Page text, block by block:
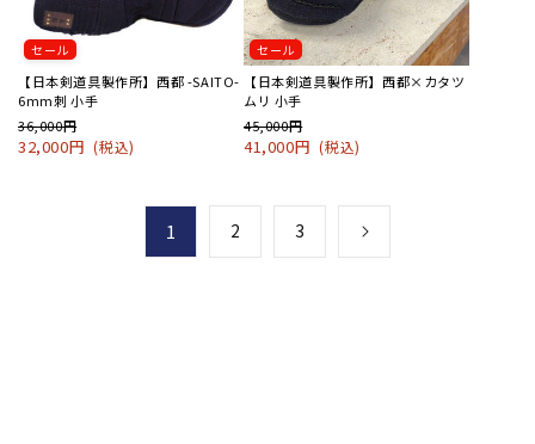
セール
【日本剣道具製作所】西都 -SAITO-
6mm刺 小手
36,000円
32,000円(税込)
セール
【日本剣道具製作所】西都×カタツ
ムリ 小手
45,000円
41,000円(税込)
1 2 3